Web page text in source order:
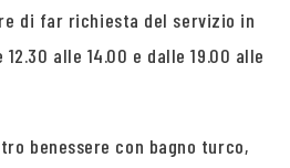
di far richiesta del servizio in
alle 14.00 e dalle 19.00 alle
benessere con bagno turco,